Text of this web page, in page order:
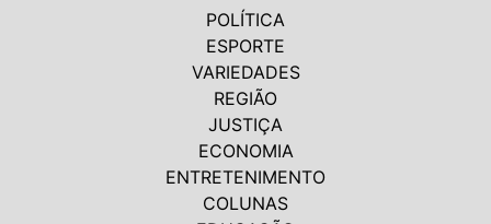
POLÍTICA
ESPORTE
VARIEDADES
REGIÃO
JUSTIÇA
ECONOMIA
ENTRETENIMENTO
COLUNAS